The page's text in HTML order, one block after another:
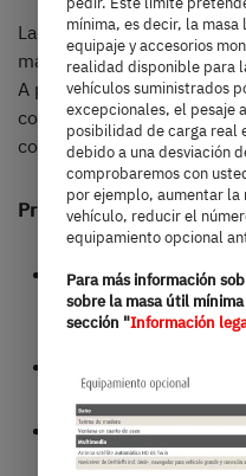
La Globebus Go combina
más mínimo detalle, con
A pesar del espacio
confort. Además, se ha
con presupuesto
Principales
un única distribución
los recién llegados al
salón ergonómico y
cómodas plazas
almacenamiento
mínima, es decir, la
equipaje y accesorios
realidad disponible para
vehículos suministrados
excepcionales, el pesaje
posibilidad de carga real
debido a una desviación
comprobaremos con
por ejemplo, aumentar
vehículo, reducir el
equipamiento opcional
Para más información
sobre la masa útil
sección "Información